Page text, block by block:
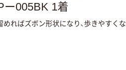
ー005BK 1着
ればズボン形状になり、歩きやすくな